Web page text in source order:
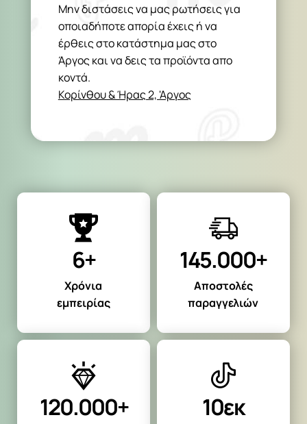
Μην διστάσεις να μας ρωτήσεις για
οποιαδήποτε απορία έχεις ή να
έρθεις στο κατάστημα μας στο
Άργος και να δεις τα προϊόντα απο
κοντά.
Κορίνθου & Ήρας 2, 'Αργος
6+
Χρόνια
εμπειρίας
145.000+
Αποστολές
παραγγελιών
120.000+ 10εκ